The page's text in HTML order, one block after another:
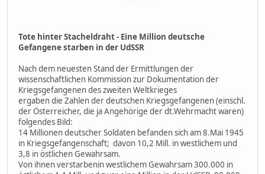
Tote hinter Stacheldraht - Eine Million deutsche
Gefangene starben in der UdSSR
Nach dem neuesten Stand der Ermittlungen der
wissenschaftlichen Kommission zur Dokumentation der
Kriegsgefangenen des zweiten Weltkrieges
ergaben die Zahlen der deutschen Kriegsgefangenen (einschl.
der Österreicher, die ja Angehörige der dt.Wehrmacht waren)
folgendes Bild:
14 Millionen deutscher Soldaten befanden sich am 8.Mai 1945
in Kriegsgefangenschaft; davon 10,2 Mill. in westlichem und
3,8 in östlichen Gewahrsam.
Von ihnen verstarbenin westlichem Gewahrsam 300.000 in